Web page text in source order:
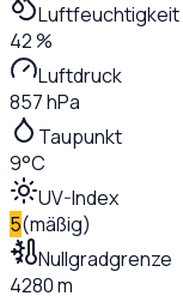
Luftfeuchtigkeit
42 %
Luftdruck
857 hPa
Taupunkt
9°C
UV-Index
5(mäßig)
Nullgradgrenze
4280 m